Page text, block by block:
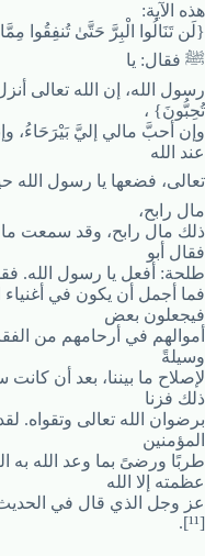
هذه الآية:
{لَن تَنَالُوا الْبِرَّ حَتَّىٰ تُنفِقُوا
ﷺ فقال: يا
رسول الله، إن الله تعالى
تُحِبُّونَ} ،
وإن أحبَّ مالي إليَّ بَيْرَحَاءُ،
عند الله
تعالى، فضعها يا رسول
مال رابح،
ذلك مال رابح، وقد سمعت ما
فقال أبو
طلحة: أفعل يا رسول الله.
فما أجمل أن يكون في
فيجعلون بعض
أموالهم في أرحامهم من
وسيلةً
لإصلاح ما بيننا، بعد أن كانت
ذلك فزنا
برضوان الله تعالى وتقواه.
المؤمنين
طربًا ورضىً بما وعد الله به
عظمته إلا الله
عز وجل الذي قال في
[¹¹].